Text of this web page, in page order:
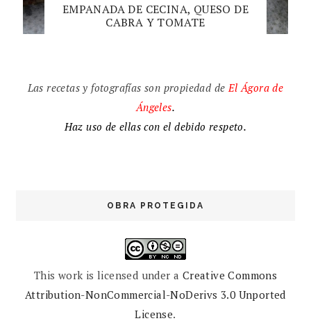
EMPANADA DE CECINA, QUESO DE
CABRA Y TOMATE
Las recetas y fotografías son propiedad de ElÁgora de
Ángeles.
Haz uso de ellas con el debido respeto.
OBRA PROTEGIDA
This work is licensed under a Creative Commons
Attribution-NonCommercial-NoDerivs 3.0 Unported
License.